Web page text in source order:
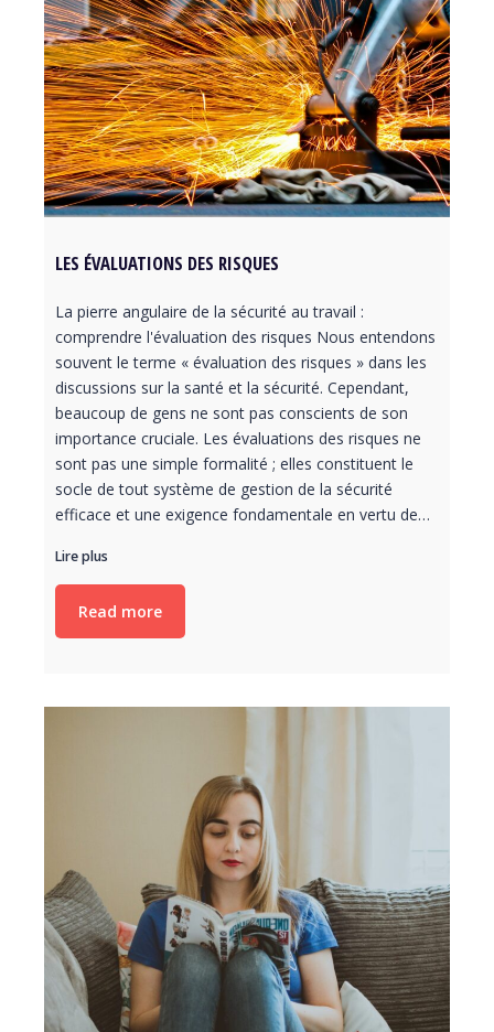
LES ÉVALUATIONS DES RISQUES
La pierre angulaire de la sécurité au travail :
comprendre l'évaluation des risques Nous entendons
souvent le terme « évaluation des risques » dans les
discussions sur la santé et la sécurité. Cependant,
beaucoup de gens ne sont pas conscients de son
importance cruciale. Les évaluations des risques ne
sont pas une simple formalité ; elles constituent le
socle de tout système de gestion de la sécurité
efficace et une exigence fondamentale en vertu de…
Lire plus
Read more